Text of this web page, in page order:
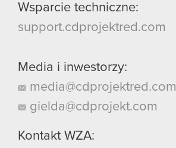
Wsparcie techniczne:
support.cdprojektred.com
Media i inwestorzy:
media@cdprojektred.com
gielda@cdprojekt.com
Kontakt WZA: